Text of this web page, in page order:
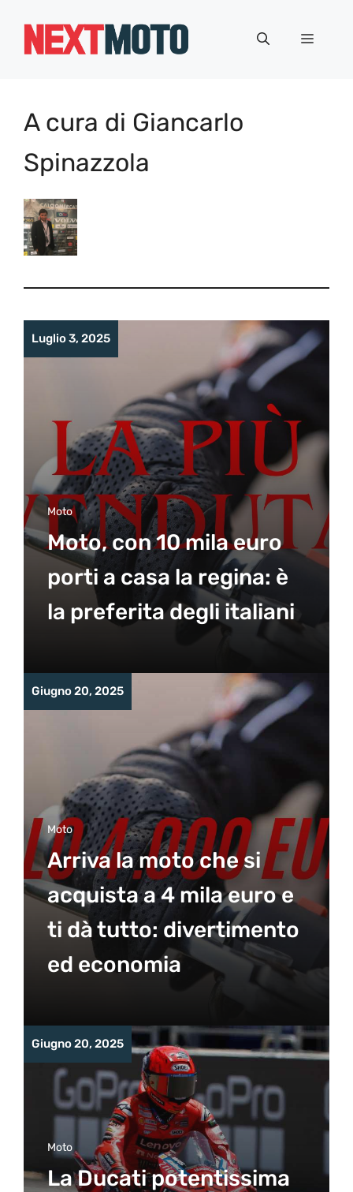
Menu
A cura di Giancarlo
Spinazzola
Luglio 3, 2025
Moto
Moto, con 10 mila euro
porti a casa la regina: è
la preferita degli italiani
Giugno 20, 2025
Moto
Arriva la moto che si
acquista a 4 mila euro e
ti dà tutto: divertimento
ed economia
Giugno 20, 2025
Moto
La Ducati potentissima